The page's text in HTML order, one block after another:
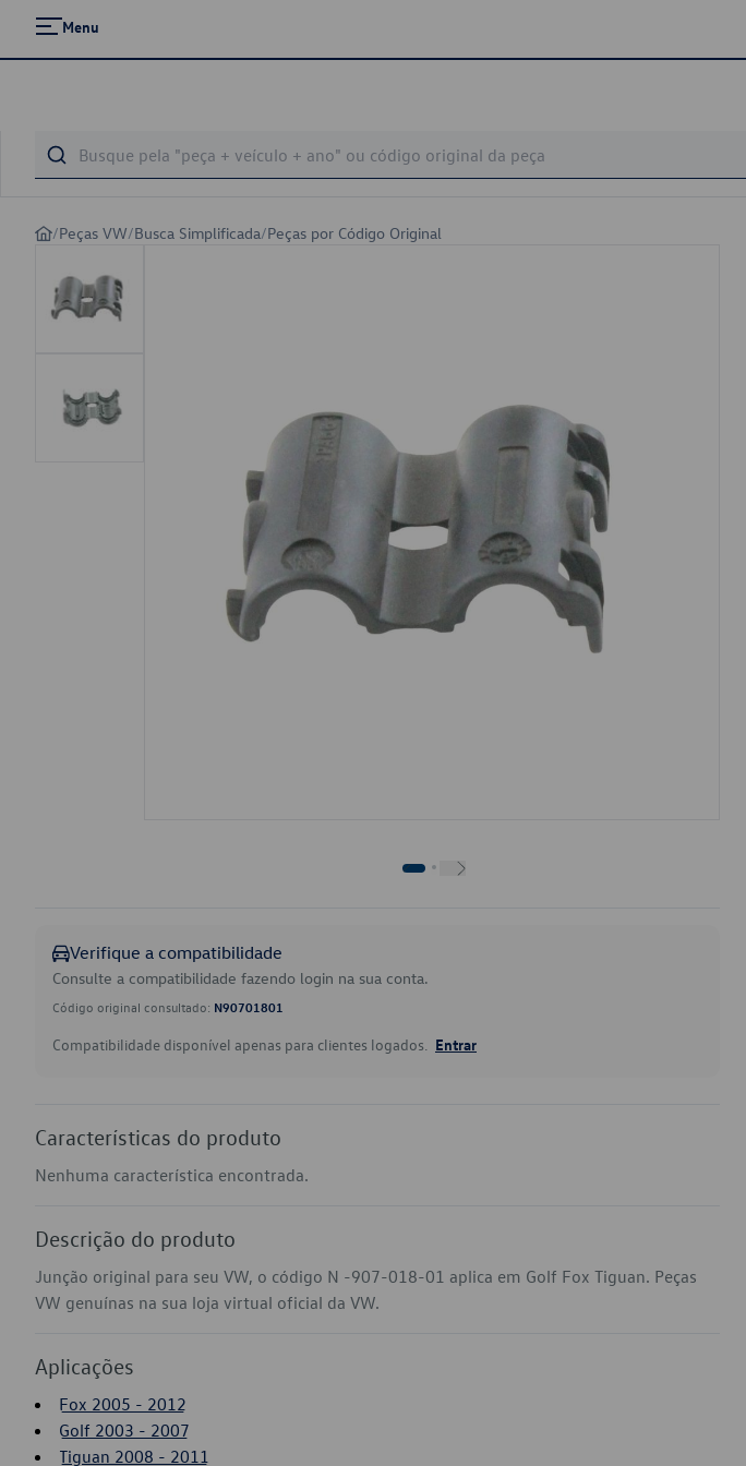
Menu
/Peças VW/Busca Simplificada/Peças por Código Original
Verifique a compatibilidade
Consulte a compatibilidade fazendo login na sua conta.
Código original consultado: N90701801
Compatibilidade disponível apenas para clientes logados. Entrar
Características do produto
Nenhuma característica encontrada.
Descrição do produto
Junção original para seu VW, o código N -907-018-01 aplica em Golf Fox Tiguan. Peças
VW genuínas na sua loja virtual oficial da VW.
Aplicações
Fox 2005 - 2012
Golf 2003 - 2007
Tiguan 2008 - 2011